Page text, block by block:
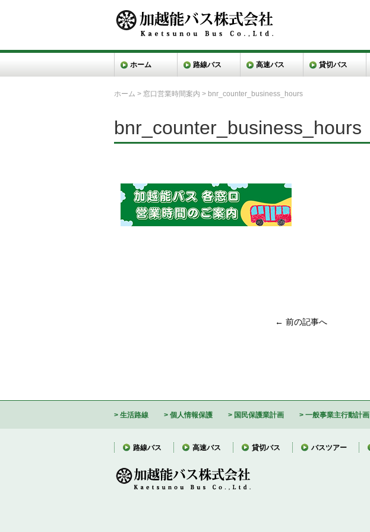
ホーム 路線バス 高速バス 貸切バス
ホーム > 窓口営業時間案内 > bnr_counter_business_hours
bnr_counter_business_hours
← 前の記事へ
生活路線 個人情報保護 国民保護業計画 一般事業主行動計画
路線バス 高速バス 貸切バス バスツアー